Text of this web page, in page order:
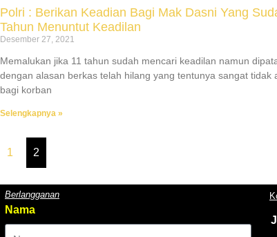
Polri : Berikan Keadian Bagi Mak Dasni Yang
Tahun Menuntut Keadilan
Desember 27, 2021
Memalukan jika 11 tahun sudah mencari keadilan namun
dengan alasan berkas telah hilang yang tentunya sangat tidak
bagi korban
Selengkapnya »
1 2
Berlangganan
Nama